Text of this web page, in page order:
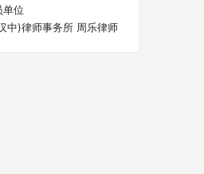
单位
中)律师事务所 周乐律师